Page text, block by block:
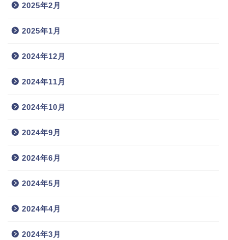
2025年2月
2025年1月
2024年12月
2024年11月
2024年10月
2024年9月
2024年6月
2024年5月
2024年4月
2024年3月